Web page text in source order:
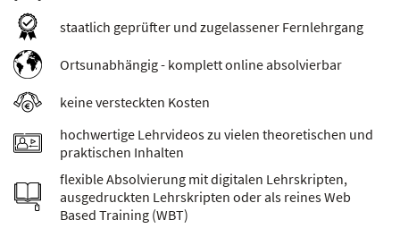
staatlich geprüfter und zugelassener Fernlehrgang
Ortsunabhängig - komplett online absolvierbar
keine versteckten Kosten
hochwertige Lehrvideos zu vielen theoretischen und
praktischen Inhalten
flexible Absolvierung mit digitalen Lehrskripten,
ausgedruckten Lehrskripten oder als reines Web
Based Training (WBT)